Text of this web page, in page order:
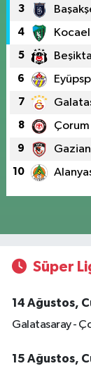
3
4
5
6
7
8 Çorum
9
10
Süper
14 Ağustos,
Galatasaray -
15 Ağustos,